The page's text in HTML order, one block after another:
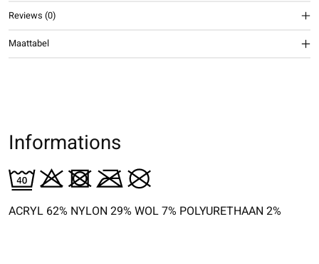
Reviews (0)
Maattabel
Informations
ACRYL 62% NYLON 29% WOL 7% POLYURETHAAN 2%